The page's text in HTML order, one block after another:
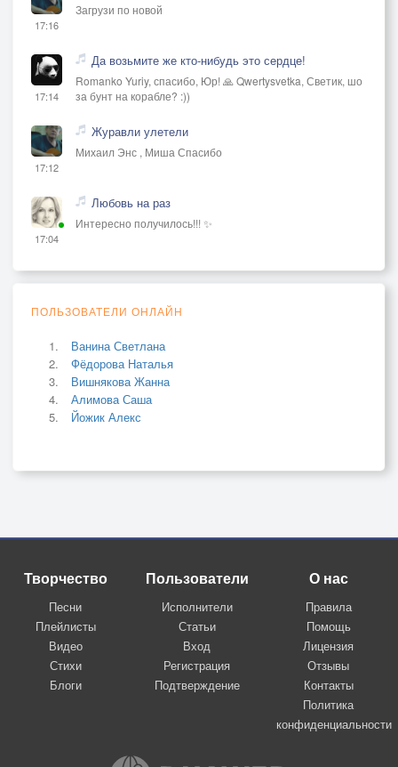
17:16
Загрузи по новой
17:14
Да возьмите же кто-нибудь это сердце!
Romanko Yuriy, спасибо, Юр! 🙏 Qwertysvetka, Светик, шо
за бунт на корабле? :))
17:12
Журавли улетели
Михаил Энс , Миша Спасибо
17:04
Любовь на раз
Интересно получилось!!! ✨
ПОЛЬЗОВАТЕЛИ ОНЛАЙН
Ванина Светлана
Фёдорова Наталья
Вишнякова Жанна
Алимова Саша
Йожик Алекс
Творчество
Песни
Плейлисты
Видео
Стихи
Блоги
Пользователи
Исполнители
Статьи
Вход
Регистрация
Подтверждение
О нас
Правила
Помощь
Лицензия
Отзывы
Контакты
Политика
конфиденциальности